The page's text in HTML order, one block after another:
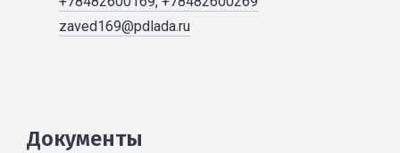
zaved169@pdlada.ru
Документы